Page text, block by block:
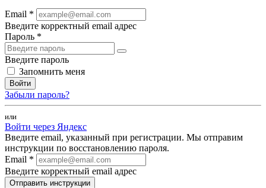
Email *
Введите корректный email адрес
Пароль *
Введите пароль
Запомнить меня
Войти
Забыли пароль?
или
Войти через Яндекс
Введите email, указанный при регистрации. Мы отправим
инструкции по восстановлению пароля.
Email *
Введите корректный email адрес
Отправить инструкции